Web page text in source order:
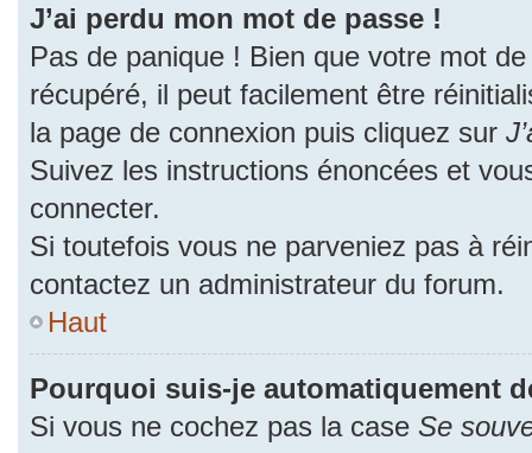
J’ai perdu mon mot de passe !
Pas de panique ! Bien que votre mot
récupéré, il peut facilement être
la page de connexion puis cliquez sur
Suivez les instructions énoncées et
connecter.
Si toutefois vous ne parveniez pas à
contactez un administrateur du forum.
Haut
Pourquoi suis-je automatiquement
Si vous ne cochez pas la case Se